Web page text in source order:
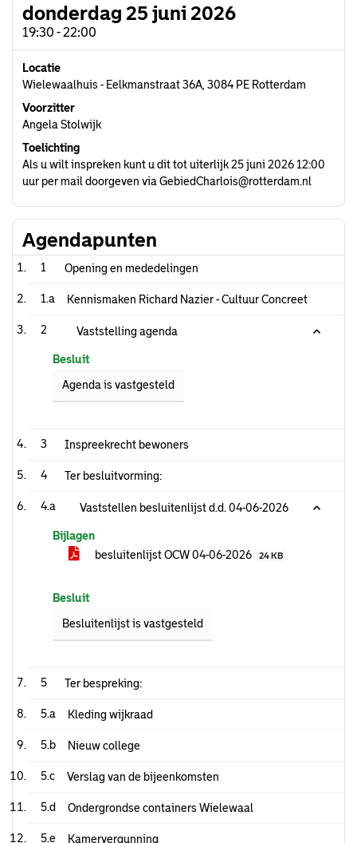
donderdag 25 juni 2026
19:30 - 22:00
Locatie
Wielewaalhuis - Eelkmanstraat 36A, 3084 PE Rotterdam
Voorzitter
Angela Stolwijk
Toelichting
Als u wilt inspreken kunt u dit tot uiterlijk 25 juni 2026 12:00
uur per mail doorgeven via GebiedCharlois@rotterdam.nl
Agendapunten
1 Opening en mededelingen
1.a Kennismaken Richard Nazier - Cultuur Concreet
2 Vaststelling agenda
Besluit
Agenda is vastgesteld
3 Inspreekrecht bewoners
4 Ter besluitvorming:
4.a Vaststellen besluitenlijst d.d. 04-06-2026
Bijlagen
besluitenlijst OCW 04-06-2026
24 KB
Besluit
Besluitenlijst is vastgesteld
5 Ter bespreking:
5.a Kleding wijkraad
5.b Nieuw college
5.c Verslag van de bijeenkomsten
5.d Ondergrondse containers Wielewaal
5.e Kamervergunning